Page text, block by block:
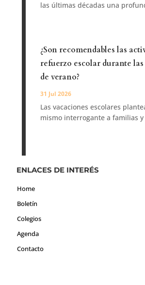
las últimas décadas una
¿Son recomendables las
refuerzo escolar durante
de verano?
31 Jul 2026
Las vacaciones escolares
mismo interrogante a familias y
ENLACES DE INTERÉS
Home
Boletín
Colegios
Agenda
Contacto